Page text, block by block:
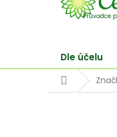
Dle účelu
Domů